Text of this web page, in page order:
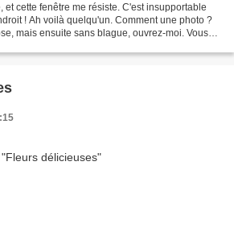
et cette fenêtre me résiste. C'est insupportable
! Ah voilà quelqu'un. Comment une photo ?
mais ensuite sans blague, ouvrez-moi. Vous